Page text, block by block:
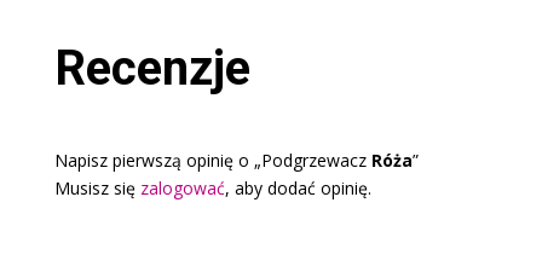
Recenzje
Napisz pierwszą opinię o „Podgrzewacz Róża”
Musisz się zalogować, aby dodać opinię.